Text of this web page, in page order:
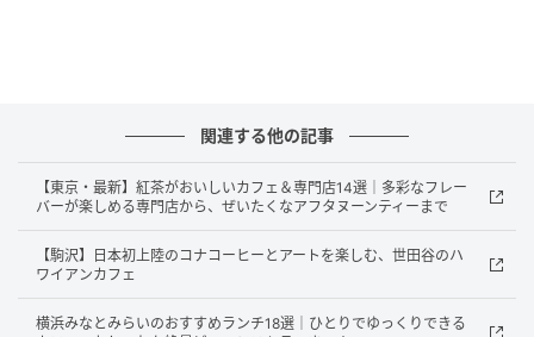
アフタヌーンティー
そんな「TOKYO NODE DINING」のアフタヌーンティ
ーは“レストランが提案するコース仕立てのアフタヌー
ンティー”になっているのがポイント。アミューズから
関連する他の記事
【東京・最新】紅茶がおいしいカフェ＆専門店14選｜多彩なフレー
バーが楽しめる専門店から、ぜいたくなアフタヌーンティーまで
【駒沢】日本初上陸のコナコーヒーとアートを楽しむ、世田谷のハ
ワイアンカフェ
横浜みなとみらいのおすすめランチ18選｜ひとりでゆっくりできる